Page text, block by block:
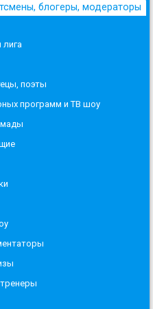
блогеры, модераторы
лига
поэты
программ и ТВ шоу